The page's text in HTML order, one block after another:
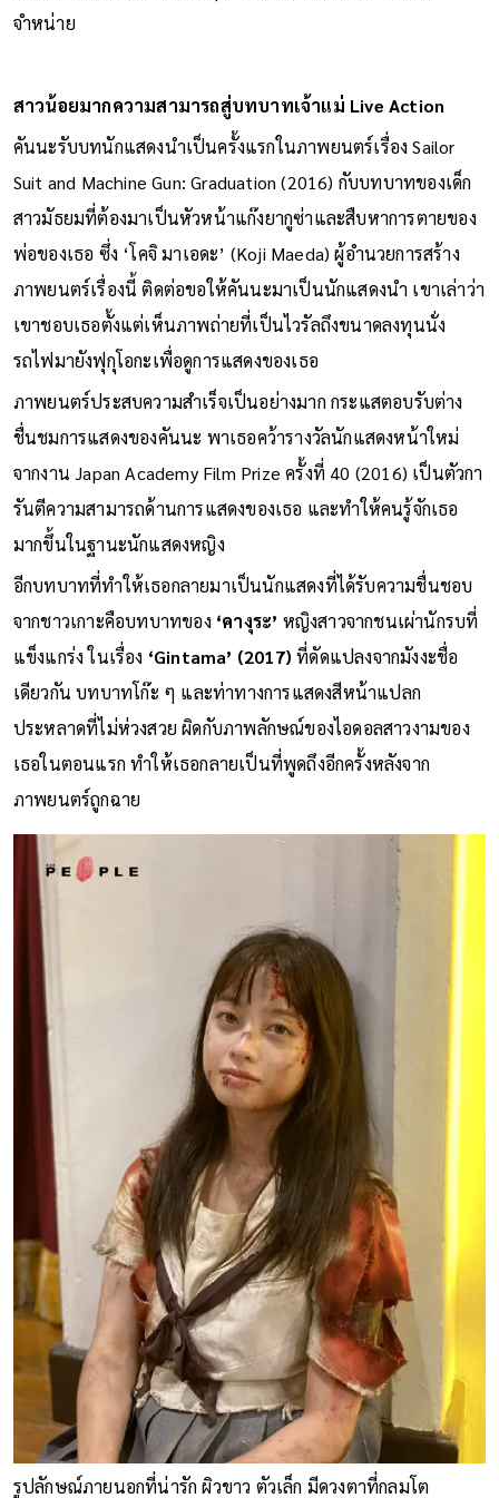
จำหน่าย
สาวน้อยมากความสามารถสู่บทบาทเจ้าแม่ Live Action
คันนะรับบทนักแสดงนำเป็นครั้งแรกในภาพยนตร์เรื่อง Sailor
Suit and Machine Gun: Graduation (2016) กับบทบาทของเด็ก
สาวมัธยมที่ต้องมาเป็นหัวหน้าแก๊งยากูซ่าและสืบหาการตายของ
พ่อของเธอ ซึ่ง ‘โคจิ มาเอดะ’ (Koji Maeda) ผู้อำนวยการสร้าง
ภาพยนตร์เรื่องนี้ ติดต่อขอให้คันนะมาเป็นนักแสดงนำ เขาเล่าว่า
เขาชอบเธอตั้งแต่เห็นภาพถ่ายที่เป็นไวรัลถึงขนาดลงทุนนั่ง
รถไฟมายังฟุกุโอกะเพื่อดูการแสดงของเธอ
ภาพยนตร์ประสบความสำเร็จเป็นอย่างมาก กระแสตอบรับต่าง
ชื่นชมการแสดงของคันนะ พาเธอคว้ารางวัลนักแสดงหน้าใหม่
จากงาน Japan Academy Film Prize ครั้งที่ 40 (2016) เป็นตัวกา
รันตีความสามารถด้านการแสดงของเธอ และทำให้คนรู้จักเธอ
มากขึ้นในฐานะนักแสดงหญิง
อีกบทบาทที่ทำให้เธอกลายมาเป็นนักแสดงที่ได้รับความชื่นชอบ
จากชาวเกาะคือบทบาทของ ‘คางุระ’ หญิงสาวจากชนเผ่านักรบที่
แข็งแกร่ง ในเรื่อง ‘Gintama’ (2017) ที่ดัดแปลงจากมังงะชื่อ
เดียวกัน บทบาทโก๊ะ ๆ และท่าทางการแสดงสีหน้าแปลก
ประหลาดที่ไม่ห่วงสวย ผิดกับภาพลักษณ์ของไอดอลสาวงามของ
เธอในตอนแรก ทำให้เธอกลายเป็นที่พูดถึงอีกครั้งหลังจาก
ภาพยนตร์ถูกฉาย
รูปลักษณ์ภายนอกที่น่ารัก ผิวขาว ตัวเล็ก มีดวงตาที่กลมโต